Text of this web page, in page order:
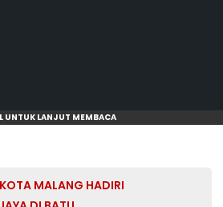
UNTUK LANJUT MEMBACA
MALANG HADIRI